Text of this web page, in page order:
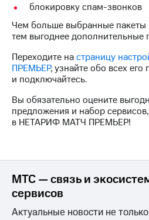
для дома
Услуги
Акции
Домашний
интернет
Домашнее
ТВ
ТВ
Перейти
в МТС
со своим
Видеонаблюдение
для дома
149 ₽/
мес
МТС
Подписка
на гигабайты
другое
Семейная
группа
блокировку спам-звонков
Чем больше выбранные пакеты
тем выгоднее дополнительные
Переходите настраницу
ПРЕМЬЕР, узнайте обо всех
и подключайтесь.
Вы обязательно оцените
предложения и набор
в НЕТАРИФ МАТЧ ПРЕМЬЕР!
МТС — связь и
сервисов
Актуальные новости не